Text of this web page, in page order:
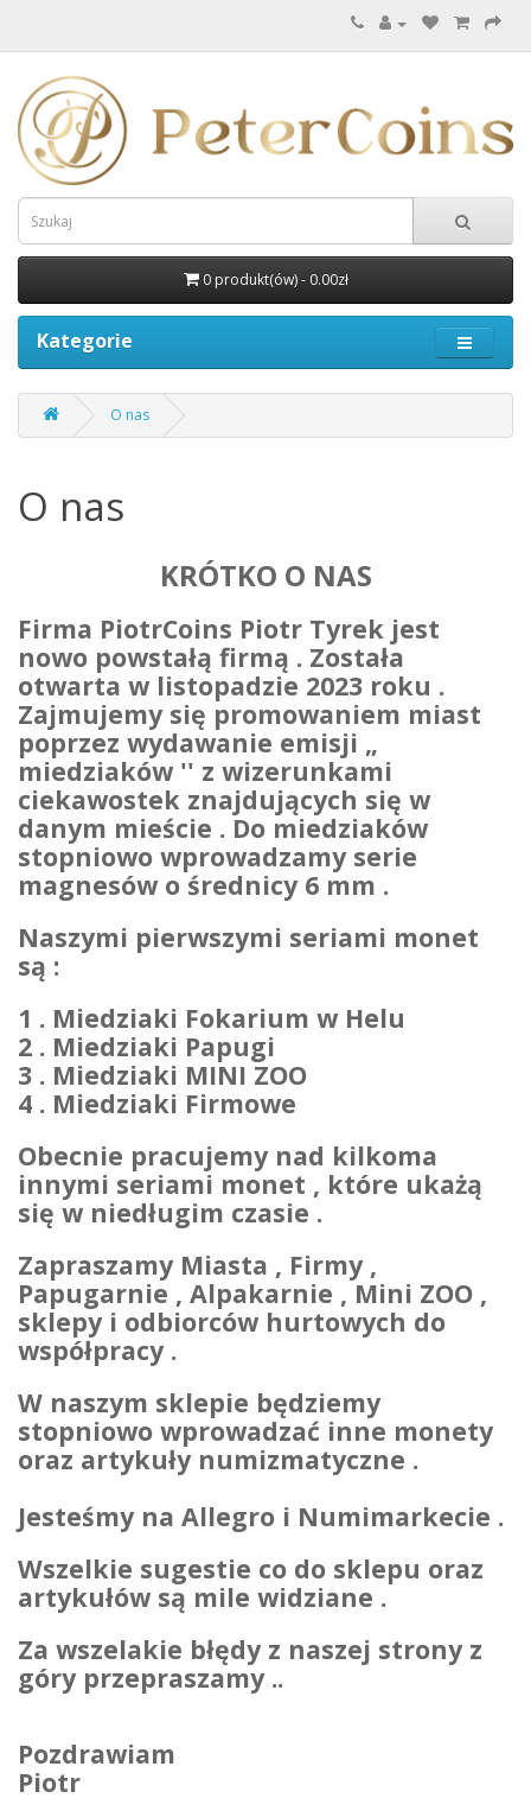
0 produkt(ów) - 0.00zł
Kategorie
O nas
O nas
KRÓTKO O NAS
Firma PiotrCoins Piotr Tyrek jest
nowo powstałą firmą . Została
otwarta w listopadzie 2023 roku .
Zajmujemy się promowaniem miast
poprzez wydawanie emisji „
miedziaków '' z wizerunkami
ciekawostek znajdujących się w
danym mieście . Do miedziaków
stopniowo wprowadzamy serie
magnesów o średnicy 6 mm .
Naszymi pierwszymi seriami monet
są :
1 . Miedziaki Fokarium w Helu
2 . Miedziaki Papugi
3 . Miedziaki MINI ZOO
4 . Miedziaki Firmowe
Obecnie pracujemy nad kilkoma
innymi seriami monet , które ukażą
się w niedługim czasie .
Zapraszamy Miasta , Firmy ,
Papugarnie , Alpakarnie , Mini ZOO ,
sklepy i odbiorców hurtowych do
współpracy .
W naszym sklepie będziemy
stopniowo wprowadzać inne monety
oraz artykuły numizmatyczne .
Jesteśmy na Allegro i Numimarkecie .
Wszelkie sugestie co do sklepu oraz
artykułów są mile widziane .
Za wszelakie błędy z naszej strony z
góry przepraszamy ..
Pozdrawiam
Piotr